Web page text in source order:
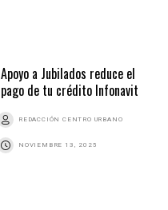
Apoyo a Jubilados reduce el
pago de tu crédito Infonavit
REDACCIÓN CENTRO URBANO
NOVIEMBRE 13, 2025